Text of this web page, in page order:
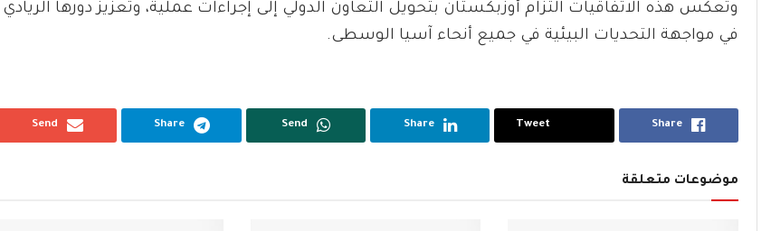
وتعكس هذه الاتفاقيات التزام أوزبكستان بتحويل التعاون الدولي إلى إجراءات عملية، وتعزيز دورها الريادي
في مواجهة التحديات البيئية في جميع أنحاء آسيا الوسطى.
Share
Tweet
Share
Send
Share
Send
موضوعات متعلقة